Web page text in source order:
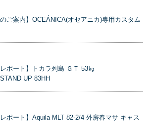
ご案内】OCEÁNICA(オセアニカ)専用カスタム
レポート】トカラ列島 ＧＴ 53㎏
UP 83HH
ポート】Aquila MLT 82-2/4 外房春マサ キャス